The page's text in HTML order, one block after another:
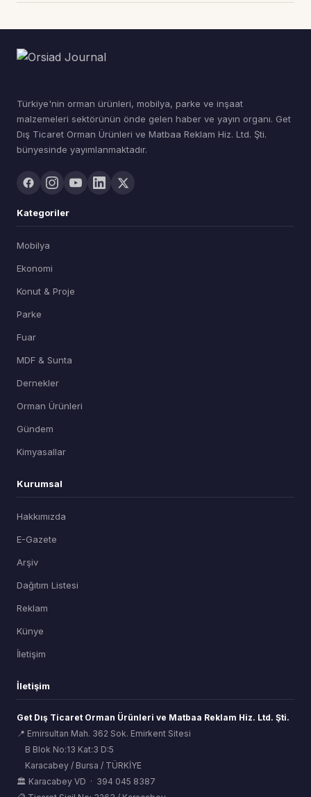
Türkiye'nin orman ürünleri, mobilya, parke ve inşaat
malzemeleri sektörünün önde gelen haber ve yayın organı. Get
Dış Ticaret Orman Ürünleri ve Matbaa Reklam Hiz. Ltd. Şti.
bünyesinde yayımlanmaktadır.
Kategoriler
Mobilya
Ekonomi
Konut & Proje
Parke
Fuar
MDF & Sunta
Dernekler
Orman Ürünleri
Gündem
Kimyasallar
Kurumsal
Hakkımızda
E-Gazete
Arşiv
Dağıtım Listesi
Reklam
Künye
İletişim
İletişim
Get Dış Ticaret Orman Ürünleri ve Matbaa Reklam Hiz. Ltd. Şti.
📍 Emirsultan Mah. 362 Sok. Emirkent Sitesi
B Blok No:13 Kat:3 D:5
Karacabey / Bursa / TÜRKİYE
🏛 Karacabey VD · 394 045 8387
🌲ORSİAD AI
Sektörel Hafıza Asistanı